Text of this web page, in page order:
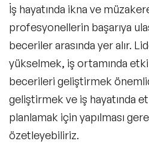
İş hayatında ikna ve
profesyonellerin başarıya
beceriler arasında yer alır.
yükselmek, iş ortamında
becerileri geliştirmek
geliştirmek ve iş hayatında
planlamak için yapılması
özetleyebiliriz.